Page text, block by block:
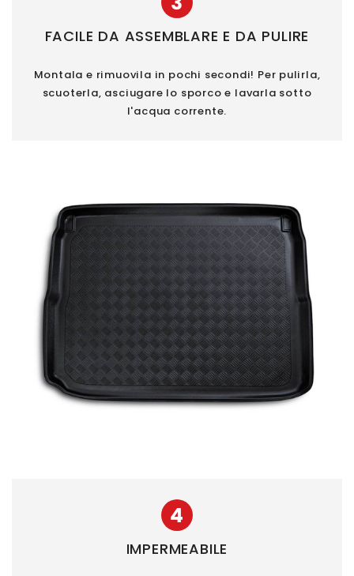
FACILE DA ASSEMBLARE E DA PULIRE
Montala e rimuovila in pochi secondi! Per pulirla,
scuoterla, asciugare lo sporco e lavarla sotto
l'acqua corrente.
4
IMPERMEABILE